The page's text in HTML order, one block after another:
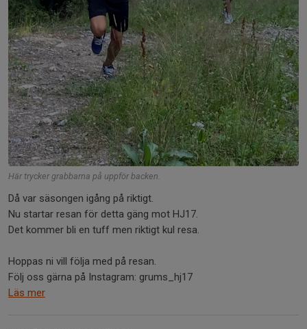
Här trycker grabbarna på uppför backen.
Då var säsongen igång på riktigt.
Nu startar resan för detta gäng mot HJ17.
Det kommer bli en tuff men riktigt kul resa.
Hoppas ni vill följa med på resan.
Följ oss gärna på Instagram: grums_hj17
Läs mer